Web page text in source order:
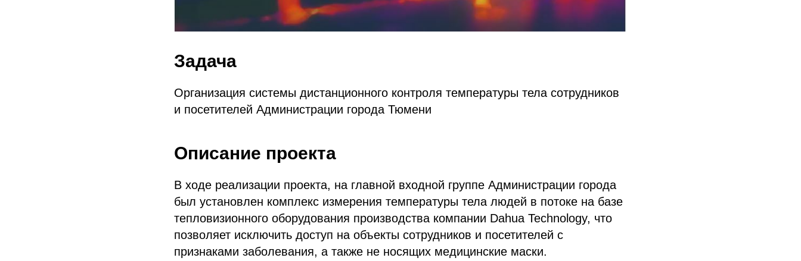
Задача
Организация системы дистанционного контроля температуры тела сотрудников
и посетителей Администрации города Тюмени
Описание проекта
В ходе реализации проекта, на главной входной группе Администрации города
был установлен комплекс измерения температуры тела людей в потоке на базе
тепловизионного оборудования производства компании Dahua Technology, что
позволяет исключить доступ на объекты сотрудников и посетителей с
признаками заболевания, а также не носящих медицинские маски.